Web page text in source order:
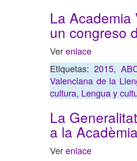
La Academia
un congreso
Verenlace
Etiquetas: 2015,
Valenciana de la
cultura, Lengua y
La
a la Acadèmia
Verenlace